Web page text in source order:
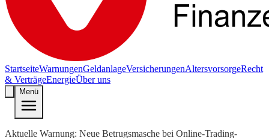
StartseiteWarnungenGeldanlageVersicherungenAltersvorsorgeRecht
& VerträgeEnergieÜber uns
Menü
Aktuelle Warnung: Neue Betrugsmasche bei Online-Trading-